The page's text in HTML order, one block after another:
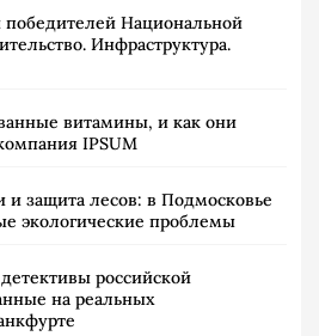
Национальной
Инфраструктура.
витамины, и как они
IPSUM
и защита лесов: в Подмосковье
экологические проблемы
российской
на реальных